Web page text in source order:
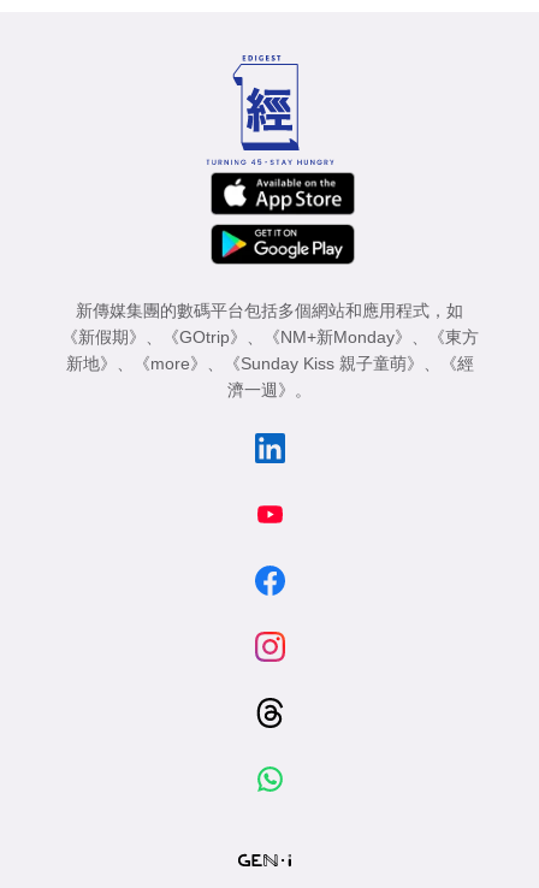
新傳媒集團的數碼平台包括多個網站和應用程式，如
《新假期》
《GOtrip》 《NM+新Monday》
《東方
新地》
《more》 《Sunday Kiss 親子童萌》
《經
濟一週》
。